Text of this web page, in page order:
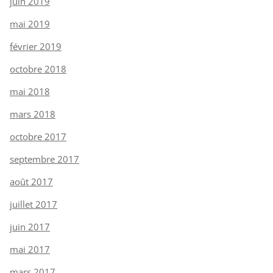
mai 2019
février 2019
octobre 2018
mai 2018
mars 2018
octobre 2017
septembre 2017
août 2017
juillet 2017
juin 2017
mai 2017